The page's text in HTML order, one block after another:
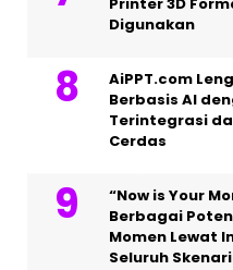
Printer 3D
Digunakan
AiPPT.com
Berbasis AI
Terintegrasi
Cerdas
“Now is Your
Berbagai
Momen Lewat
Seluruh